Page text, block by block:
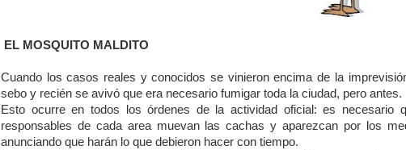
EL MOSQUITO MALDITO
Cuando los casos reales y conocidos se vinieron encima de la
sebo y recién se avivó que era necesario fumigar toda la ciudad, pero antes.
Esto ocurre en todos los órdenes de la actividad oficial: es necesario
responsables de cada area muevan las cachas y aparezcan por los
anunciando que harán lo que debieron hacer con tiempo.